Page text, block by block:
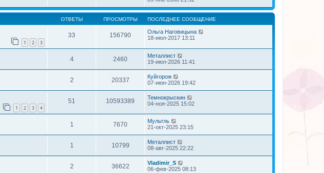
ОТВЕТЫ ПРОСМОТРЫ ПОСЛЕДНЕЕ СООБЩЕНИЕ
1 2 3
33 156790
Ольга Наговицына
18-июл-2017 13:11
4 2460
Металлист
19-июл-2026 11:41
2 20337
Куйгорож
07-июн-2026 19:42
1 2 3 4
51 10593389
Темнокрыскин
04-ноя-2025 15:02
1 7670
Мультль
21-окт-2025 23:15
1 10799
Металлист
08-авг-2025 22:22
2 36622
Vladimir_S
06-фев-2025 08:13